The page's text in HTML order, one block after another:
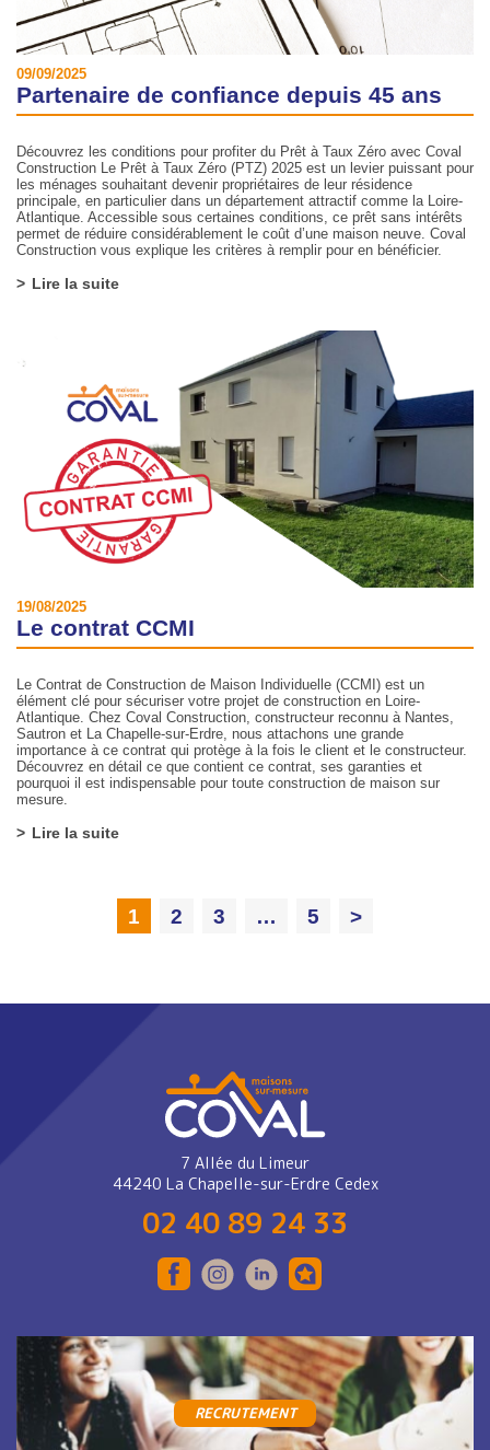
09/09/2025
Partenaire de confiance depuis 45 ans
Découvrez les conditions pour profiter du Prêt à Taux Zéro avec Coval
Construction Le Prêt à Taux Zéro (PTZ) 2025 est un levier puissant pour
les ménages souhaitant devenir propriétaires de leur résidence
principale, en particulier dans un département attractif comme la Loire-
Atlantique. Accessible sous certaines conditions, ce prêt sans intérêts
permet de réduire considérablement le coût d’une maison neuve. Coval
Construction vous explique les critères à remplir pour en bénéficier.
Lire la suite
19/08/2025
Le contrat CCMI
Le Contrat de Construction de Maison Individuelle (CCMI) est un
élément clé pour sécuriser votre projet de construction en Loire-
Atlantique. Chez Coval Construction, constructeur reconnu à Nantes,
Sautron et La Chapelle-sur-Erdre, nous attachons une grande
importance à ce contrat qui protège à la fois le client et le constructeur.
Découvrez en détail ce que contient ce contrat, ses garanties et
pourquoi il est indispensable pour toute construction de maison sur
mesure.
Lire la suite
1 2 3 … 5 >
7 Allée du Limeur
44240 La Chapelle-sur-Erdre Cedex
02 40 89 24 33
RECRUTEMENT